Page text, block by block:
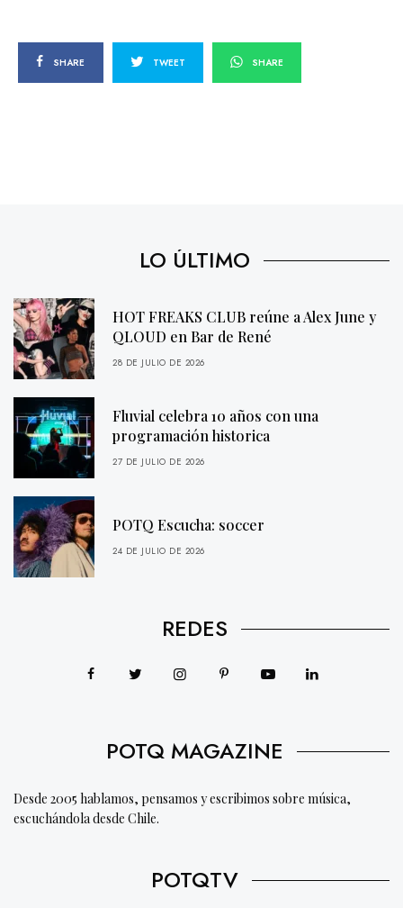
SHARE TWEET SHARE
LO ÚLTIMO
HOT FREAKS CLUB reúne a Alex June y
QLOUD en Bar de René
28 DE JULIO DE 2026
Fluvial celebra 10 años con una
programación historica
27 DE JULIO DE 2026
POTQ Escucha: soccer
24 DE JULIO DE 2026
REDES
POTQ MAGAZINE
Desde 2005 hablamos, pensamos y escribimos sobre música,
escuchándola desde Chile.
POTQTV